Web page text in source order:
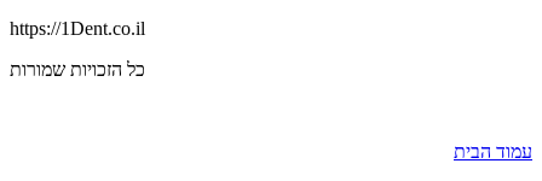
https://1Dent.co.il
כל הזכויות שמורות
עמוד הבית